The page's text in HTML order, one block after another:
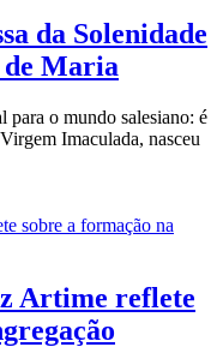
da Solenidade
de Maria
para o mundo salesiano: é
Imaculada, nasceu
Artime reflete